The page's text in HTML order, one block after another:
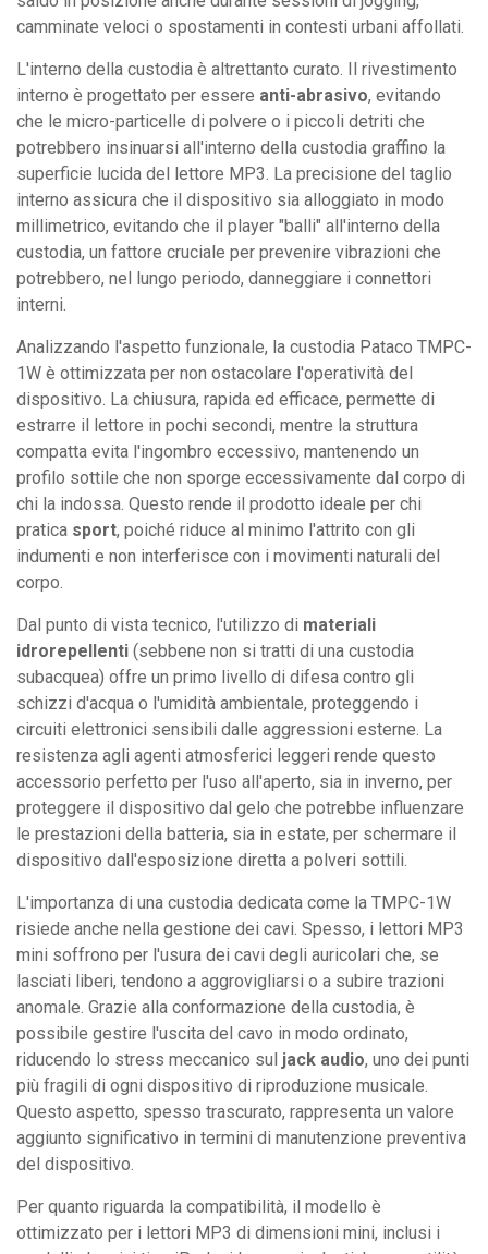
camminate veloci o spostamenti in contesti urbani affollati.
L'interno della custodia è altrettanto curato. Il rivestimento
interno è progettato per essere anti-abrasivo, evitando
che le micro-particelle di polvere o i piccoli detriti che
potrebbero insinuarsi all'interno della custodia graffino la
superficie lucida del lettore MP3. La precisione del taglio
interno assicura che il dispositivo sia alloggiato in modo
millimetrico, evitando che il player "balli" all'interno della
custodia, un fattore cruciale per prevenire vibrazioni che
potrebbero, nel lungo periodo, danneggiare i connettori
interni.
Analizzando l'aspetto funzionale, la custodia Pataco TMPC-
1W è ottimizzata per non ostacolare l'operatività del
dispositivo. La chiusura, rapida ed efficace, permette di
estrarre il lettore in pochi secondi, mentre la struttura
compatta evita l'ingombro eccessivo, mantenendo un
profilo sottile che non sporge eccessivamente dal corpo di
chi la indossa. Questo rende il prodotto ideale per chi
pratica sport, poiché riduce al minimo l'attrito con gli
indumenti e non interferisce con i movimenti naturali del
corpo.
Dal punto di vista tecnico, l'utilizzo di materiali
idrorepellenti (sebbene non si tratti di una custodia
subacquea) offre un primo livello di difesa contro gli
schizzi d'acqua o l'umidità ambientale, proteggendo i
circuiti elettronici sensibili dalle aggressioni esterne. La
resistenza agli agenti atmosferici leggeri rende questo
accessorio perfetto per l'uso all'aperto, sia in inverno, per
proteggere il dispositivo dal gelo che potrebbe influenzare
le prestazioni della batteria, sia in estate, per schermare il
dispositivo dall'esposizione diretta a polveri sottili.
L'importanza di una custodia dedicata come la TMPC-1W
risiede anche nella gestione dei cavi. Spesso, i lettori MP3
mini soffrono per l'usura dei cavi degli auricolari che, se
lasciati liberi, tendono a aggrovigliarsi o a subire trazioni
anomale. Grazie alla conformazione della custodia, è
possibile gestire l'uscita del cavo in modo ordinato,
riducendo lo stress meccanico sul jack audio, uno dei punti
più fragili di ogni dispositivo di riproduzione musicale.
Questo aspetto, spesso trascurato, rappresenta un valore
aggiunto significativo in termini di manutenzione preventiva
del dispositivo.
Per quanto riguarda la compatibilità, il modello è
ottimizzato per i lettori MP3 di dimensioni mini, inclusi i